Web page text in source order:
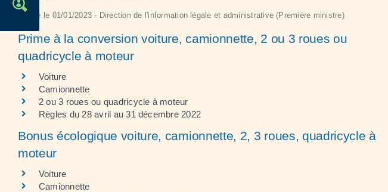
OFFRES D'EMPLOI
Vérifié le 01/01/2023 - Direction de l'information légale et administrative (Première ministre)
Prime à la conversion voiture, camionnette, 2 ou 3 roues ou
quadricycle à moteur
Voiture
Camionnette
2 ou 3 roues ou quadricycle à moteur
Règles du 28 avril au 31 décembre 2022
Bonus écologique voiture, camionnette, 2, 3 roues, quadricycle à
moteur
Voiture
Camionnette